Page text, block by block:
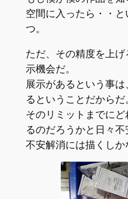
空間に入ったら・・
つ。
ただ、その精度を上
示機会だ。
展示があるという事
るということだからだ
そのリミットまでに
るのだろうかと日々不
不安解消には描くしか